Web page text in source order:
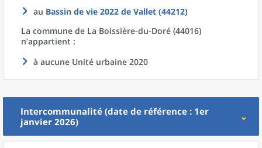
au Bassin de vie 2022 de Vallet (44212)
La commune de La Boissière-du-Doré (44016)
n’appartient :
à aucune Unité urbaine 2020
Intercommunalité (date de référence : 1er
janvier 2026)